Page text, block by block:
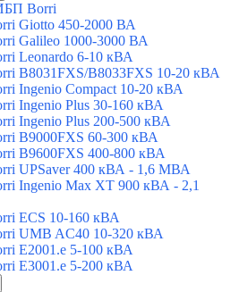
Borri
Giotto 450-2000 ВА
Galileo 1000-3000 ВА
Leonardo 6-10 кВА
B8031FXS/B8033FXS 10-20 кВА
Ingenio Compact 10-20 кВА
Ingenio Plus 30-160 кВА
Ingenio Plus 200-500 кВА
B9000FXS 60-300 кВА
B9600FXS 400-800 кВА
UPSaver 400 кВА - 1,6 МВА
Ingenio Max XT 900 кВА - 2,1
ECS 10-160 кВА
UMB AC40 10-320 кВА
E2001.e 5-100 кВА
E3001.e 5-200 кВА